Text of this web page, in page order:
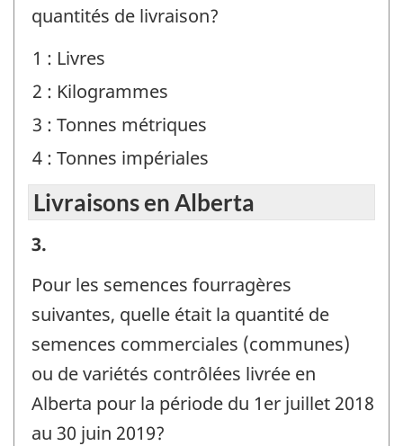
Identificateur
de
question
:
quantités de livraison?
1 : Livres
2 : Kilogrammes
3 : Tonnes métriques
4 : Tonnes impériales
Livraisons en Alberta
Livraisons
en
Alberta
Identificateur
de
question
3.
Pour les semences fourragères
suivantes, quelle était la quantité de
semences commerciales (communes)
ou de variétés contrôlées livrée en
Alberta pour la période du 1er juillet 2018
au 30 juin 2019?